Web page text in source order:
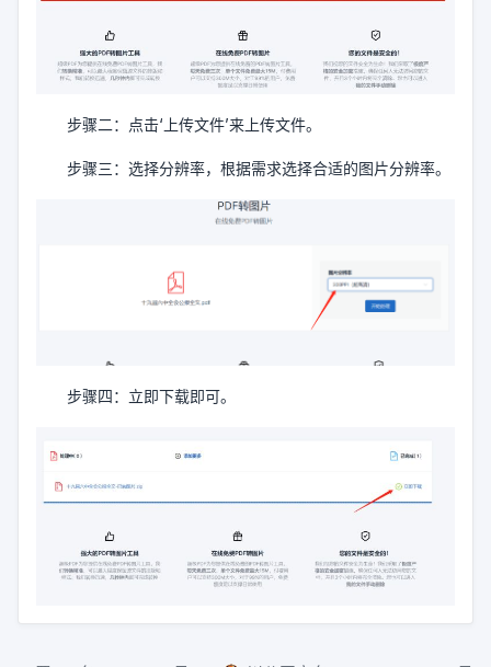
步骤二：点击‘上传文件’来上传文件。
步骤三：选择分辨率，根据需求选择合适的图片分辨率。
步骤四：立即下载即可。